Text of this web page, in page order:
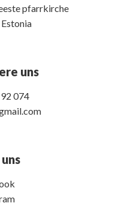
pfarrkirche
uns
074